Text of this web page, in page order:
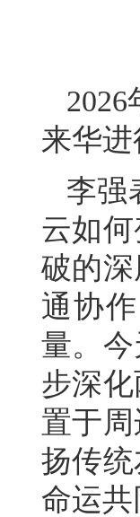
来华
李强
云如
破的
通协
量。
步深
置于
扬传
命运